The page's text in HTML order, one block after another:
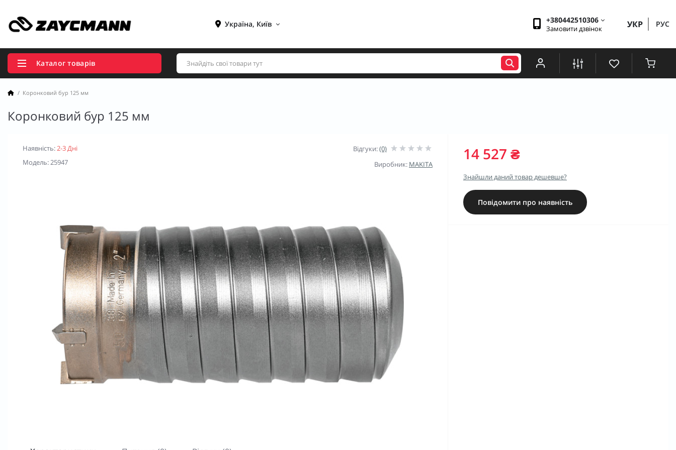
Україна, Київ +380442510306
Замовити дзвінок УКР РУС
Каталог товарів
Коронковий бур 125 мм
Коронковий бур 125 мм
Наявність:2-3 Дні
Модель: 25947
Відгуки:(0)
Виробник: MAKITA
14 527 ₴
Знайшли даний товар дешевше?
Повідомити про наявність